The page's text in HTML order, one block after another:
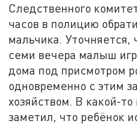
Следственного
часов в полицию
мальчика. Уточняется,
семи вечера малыш
дома под присмотром
одновременно с этим
хозяйством. В какой-
заметил, что ребёнок